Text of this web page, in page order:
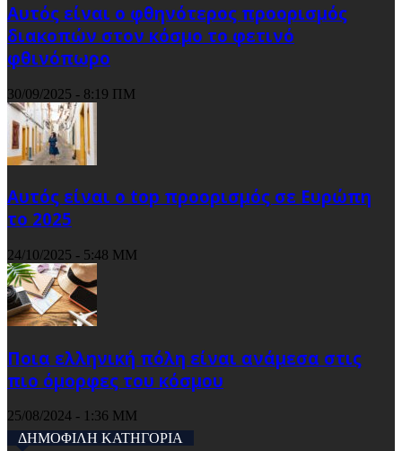
Αυτός είναι ο φθηνότερος προορισμός
διακοπών στον κόσμο το φετινό
φθινόπωρο
30/09/2025 - 8:19 ΠΜ
Αυτός είναι ο top προορισμός σε Ευρώπη
το 2025
24/10/2025 - 5:48 ΜΜ
Ποια ελληνική πόλη είναι ανάμεσα στις
πιο όμορφες του κόσμου
25/08/2024 - 1:36 ΜΜ
ΔΗΜΟΦΙΛΗ ΚΑΤΗΓΟΡΙΑ